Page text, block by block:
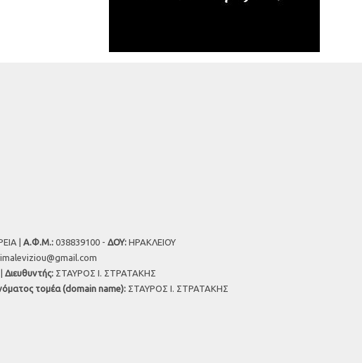
| Α.Φ.Μ.: 038839100 - ΔΟΥ: ΗΡΑΚΛΕΙΟΥ
Διευθυντής: ΣΤΑΥΡΟΣ Ι. ΣΤΡΑΤΑΚΗΣ
τομέα (domain name): ΣΤΑΥΡΟΣ Ι. ΣΤΡΑΤΑΚΗΣ